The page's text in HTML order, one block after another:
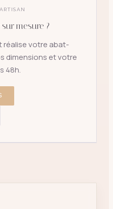
mesure ?
réalise votre abat-
dimensions et votre
48h.